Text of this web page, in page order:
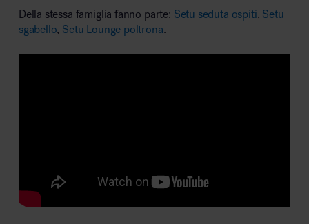
Della stessa famiglia fanno parte: Setu seduta ospiti, Setu
sgabello, Setu Lounge poltrona.